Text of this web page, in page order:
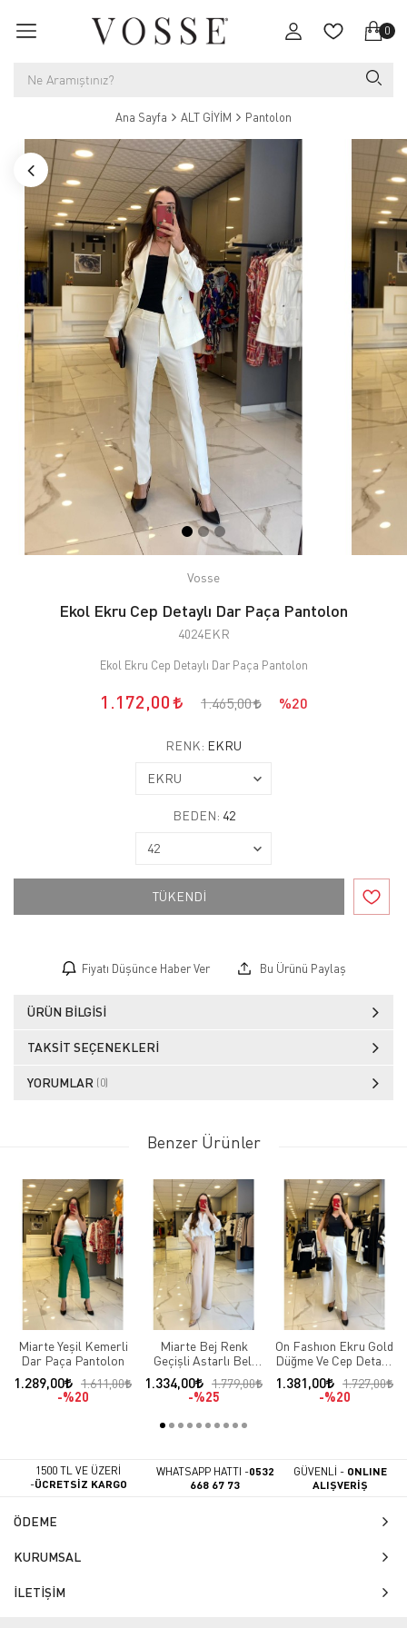
0
Ana Sayfa ALT GİYİM Pantolon
Vosse
Ekol Ekru Cep Detaylı Dar Paça Pantolon
4024EKR
Ekol Ekru Cep Detaylı Dar Paça Pantolon
1.172,00 1.465,00 %20
RENK: EKRU
BEDEN: 42
TÜKENDİ
Fiyatı Düşünce Haber Ver Bu Ürünü Paylaş
ÜRÜN BILGISI
TAKSIT SEÇENEKLERI
YORUMLAR (0)
Benzer Ürünler
Miarte Yeşil Kemerli
Dar Paça Pantolon
1.289,00
1.611,00
%20
Miarte Bej Renk
Geçişli Astarlı Beli
Lastikli Pantolon
1.334,00
1.779,00
%25
On Fashıon Ekru Gold
Düğme Ve Cep Detaylı
Duble Paça Pantolon
1.381,00
1.727,00
%20
1500 TL VE ÜZERİ
-ÜCRETSİZ KARGO
WHATSAPP HATTI -0532
668 67 73
GÜVENLİ - ONLINE
ALIŞVERİŞ
ÖDEME
KURUMSAL
İLETİŞİM